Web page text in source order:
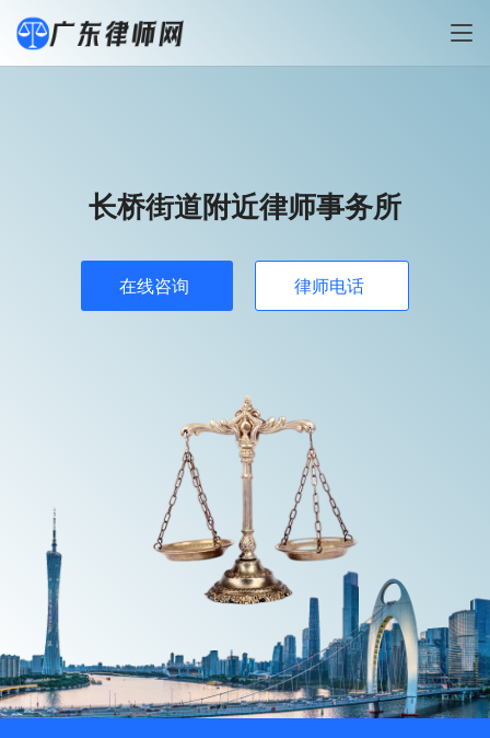
长桥街道附近律师事务所
在线咨询 律师电话